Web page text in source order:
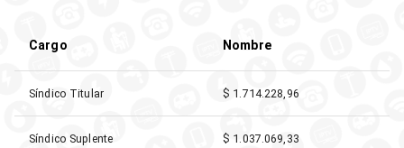
Cargo Nombre
Síndico Titular $ 1.714.228,96
Síndico Suplente $ 1.037.069,33